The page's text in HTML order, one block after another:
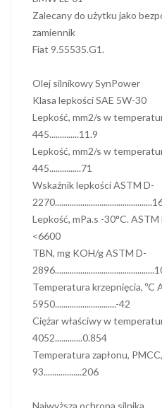
Zalecany do użytku jako
zamiennik
Fiat 9.55535.G1.
Olej silnikowy SynPower
Klasa lepkości SAE 5W-30
Lepkość, mm2/s w
445..............11.9
Lepkość, mm2/s w
445...............71
Wskaźnik lepkości ASTM D-
Lepkość, mPa.s -30°C. ASTM
<6600
TBN, mg KOH/g ASTM D-
Temperatura krzepnięcia, ºC
5950.............................-42
Ciężar właściwy w
4052.............0.854
Temperatura zapłonu,
93..................206
Najwyższa ochrona silnika